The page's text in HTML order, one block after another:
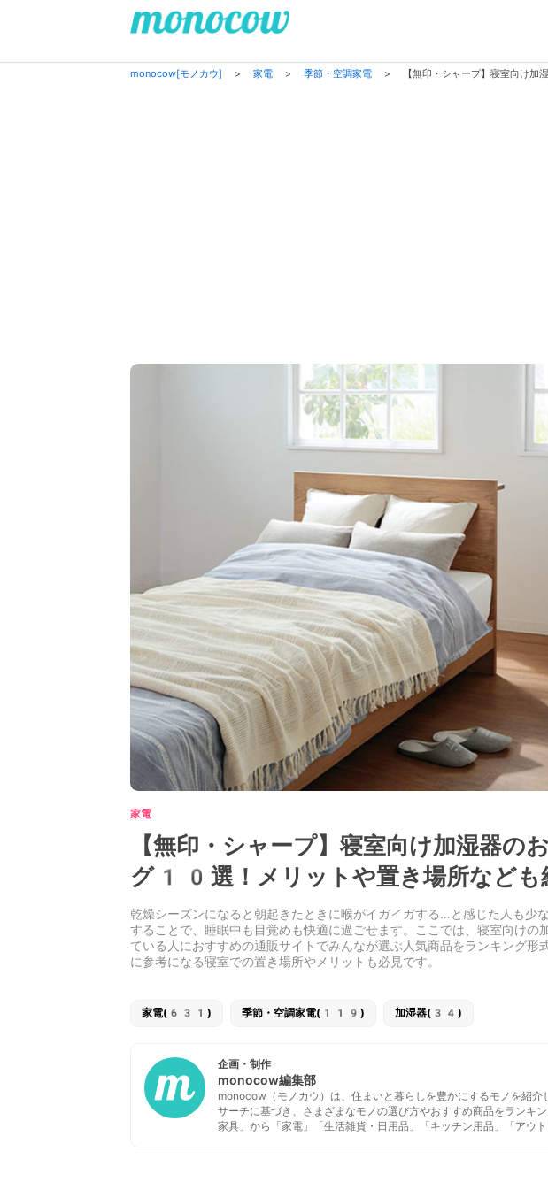
monocow[モノカウ] > 家電 > 季節・空調家電 > 【無印・シャープ】寝室向け
家電
【無印・シャープ】寝室向け加湿器の
グ10選！メリットや置き場所なども
乾燥シーズンになると朝起きたときに喉がイガイガする…と感じた人も少
することで、睡眠中も目覚めも快適に過ごせます。ここでは、寝室向けの
ている人におすすめの通販サイトでみんなが選ぶ人気商品をランキング形
に参考になる寝室での置き場所やメリットも必見です。
家電(631) 季節・空調家電(119) 加湿器(34)
企画・制作
monocow編集部
monocow（モノカウ）は、住まいと暮らしを豊かにするモノを紹介
サーチに基づき、さまざまなモノの選び方やおすすめ商品をランキ
家具」から「家電」「生活雑貨・日用品」「キッチン用品」「アウ